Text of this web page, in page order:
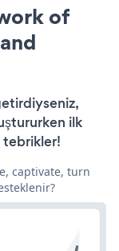
of
ilk
tebrikler!
captivate, turn